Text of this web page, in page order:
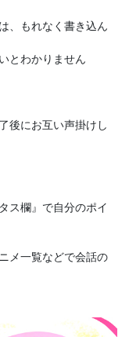
、もれなく書き込ん
とわかりません
後にお互い声掛けし
ス欄』で自分のポイ
メ一覧などで会話の